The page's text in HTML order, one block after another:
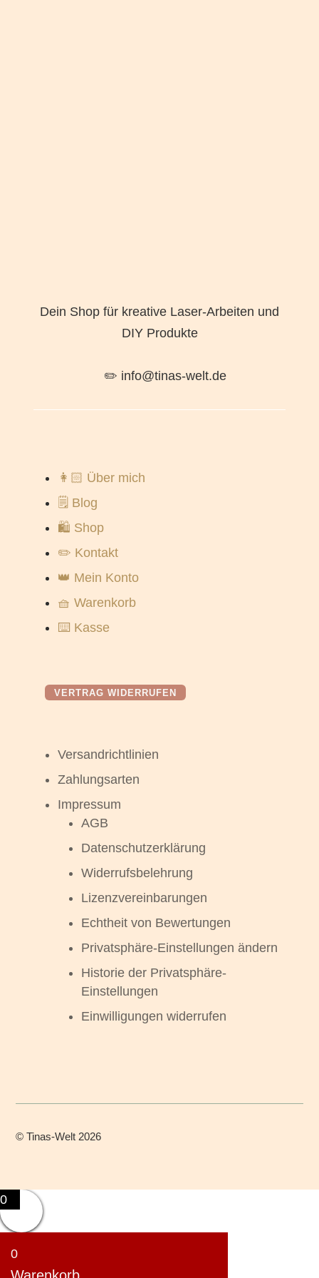
Dein Shop für kreative Laser-Arbeiten und
DIY Produkte
✏️ info@tinas-welt.de
👩🏻 Über mich
🗒️ Blog
🛍️ Shop
✏️ Kontakt
👑 Mein Konto
🧺 Warenkorb
⌨️ Kasse
VERTRAG WIDERRUFEN
Versandrichtlinien
Zahlungsarten
Impressum
AGB
Datenschutzerklärung
Widerrufsbelehrung
Lizenzvereinbarungen
Echtheit von Bewertungen
Privatsphäre-Einstellungen ändern
Historie der Privatsphäre-
Einstellungen
Einwilligungen widerrufen
©Tinas-Welt 2026
0
0
Warenkorb